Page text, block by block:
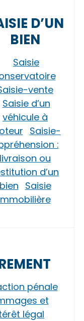
D’UN
BIEN
Saisie
vente
Saisie d’un
véhicule à
Saisie-
:
livraison ou
d’un
bien Saisie
pénale
et
légal